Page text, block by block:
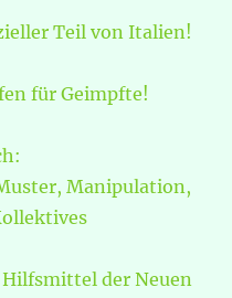
Teil von Italien!
für Geimpfte!
Manipulation,
der Neuen